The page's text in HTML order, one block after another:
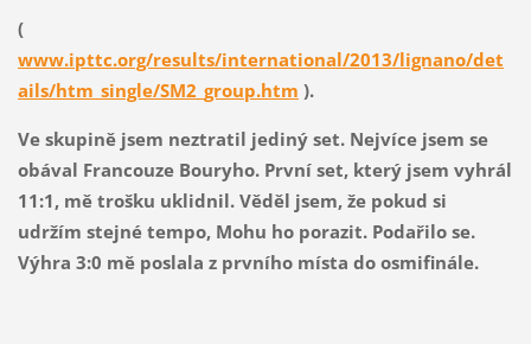
(
www.ipttc.org/results/international/2013/lignano/det
ails/htm_single/SM2_group.htm ).
Ve skupině jsem neztratil jediný set. Nejvíce jsem se
obával Francouze Bouryho. První set, který jsem vyhrál
11:1, mě trošku uklidnil. Věděl jsem, že pokud si
udržím stejné tempo, Mohu ho porazit. Podařilo se.
Výhra 3:0 mě poslala z prvního místa do osmifinále.